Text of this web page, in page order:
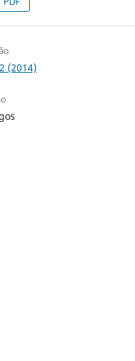
(2014)